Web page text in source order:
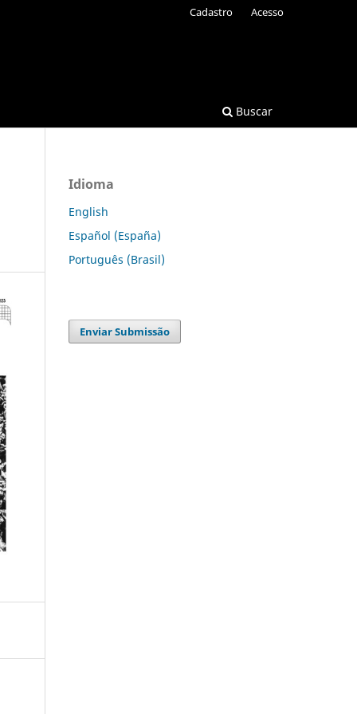
Buscar
Cadastro Acesso
Idioma
English
Español (España)
Português (Brasil)
Enviar Submissão